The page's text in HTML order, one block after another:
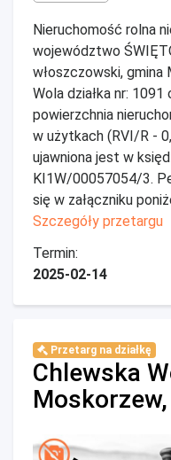
Nieruchomość rolna
województwo
włoszczowski, gmina
Wola działka nr:
powierzchnia
w użytkach (RVI/R -
ujawniona jest w
KI1W/00057054/3.
się w załączniku
Szczegóły przetargu
Termin:
2025-02-14
Przetarg na działkę
Chlewska